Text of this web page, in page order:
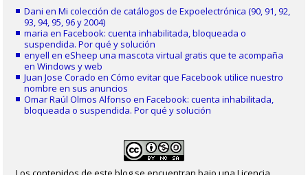
Dani enMi colección de catálogos de Expoelectrónica (90, 91, 92,
93, 94, 95, 96 y 2004)
maria enFacebook: cuenta inhabilitada, bloqueada o
suspendida. Por qué y solución
enyell eneSheep una mascota virtual gratis que te acompaña
en Windows y web
Juan Jose Corado enCómo evitar que Facebook utilice nuestro
nombre en sus anuncios
Omar Raúl Olmos Alfonso enFacebook: cuenta inhabilitada,
bloqueada o suspendida. Por qué y solución